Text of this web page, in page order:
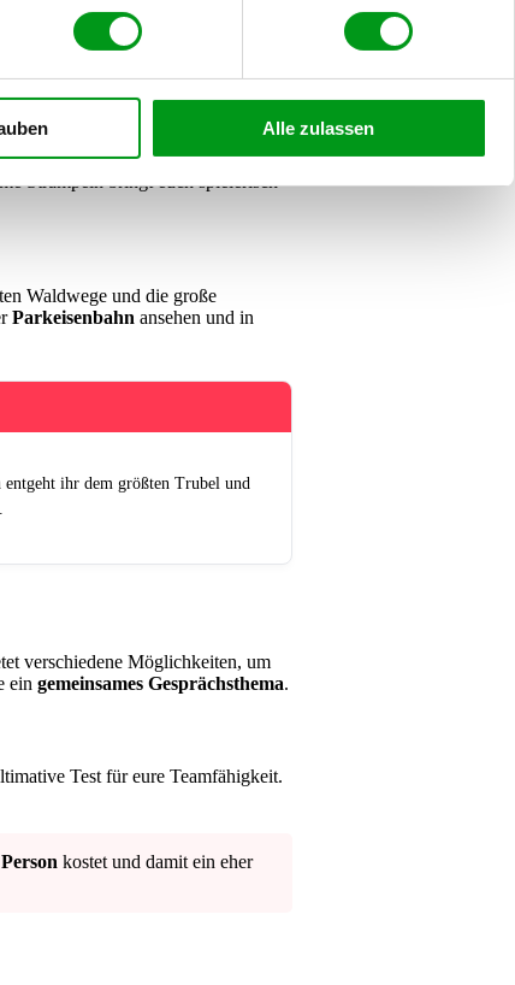
Alle zulassen
Augenkontakt vermeidet
entlang ist herrlich unkompliziert.
Strampeln bringt euch spielerisch
Waldwege und die große
Parkeisenbahn ansehen und in
entgeht ihr dem größten Trubel und
verschiedene Möglichkeiten, um
ein gemeinsames Gesprächsthema.
Test für eure Teamfähigkeit.
kostet und damit ein eher